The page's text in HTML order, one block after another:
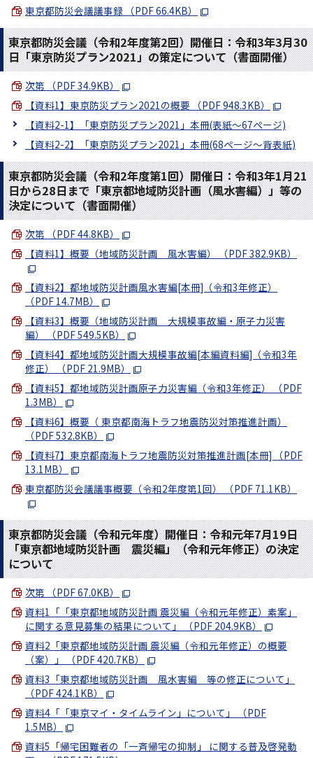
東京都防災会議議事録 （PDF 66.4KB）
東京都防災会議（令和2年度第2回）開催日：令和3年3月30
日「東京防災プラン2021」の策定について（書面開催）
次第 （PDF 34.9KB）
【資料1】東京防災プラン2021の概要 （PDF 948.3KB）
【資料2-1】「東京防災プラン2021」本冊(表紙～67ページ)
【資料2-2】「東京防災プラン2021」本冊(68ページ～背表紙)
東京都防災会議（令和2年度第1回）開催日：令和3年1月21
日から28日まで「東京都地域防災計画（風水害編）」等の
決定について（書面開催）
次第 （PDF 44.8KB）
【資料1】概要（地域防災計画 風水害編） （PDF 382.9KB）
【資料2】都地域防災計画風水害編[本冊]（令和3年修正）
（PDF 14.7MB）
【資料3】概要（地域防災計画 大規模事故編・原子力災害
編） （PDF 549.5KB）
【資料4】都地域防災計画大規模事故編[本編資料編]（令和3年
修正） （PDF 21.9MB）
【資料5】都地域防災計画原子力災害編（令和3年修正） （PDF
1.3MB）
【資料6】概要（ 東京都南海トラフ地震防災対策推進計画）
（PDF 532.8KB）
【資料7】東京都南海トラフ地震防災対策推進計画[本冊] （PDF
13.1MB）
東京都防災会議議事概要（令和2年度第1回） （PDF 71.1KB）
東京都防災会議（令和元年度）開催日：令和元年7月19日
「東京都地域防災計画 震災編」（令和元年修正）の決定
について
次第 （PDF 67.0KB）
資料1「「東京都地域防災計画 震災編（令和元年修正）素案」
に関する意見募集の結果について」 （PDF 204.9KB）
資料2「東京都地域防災計画 震災編（令和元年修正）の概要
（案）」 （PDF 420.7KB）
資料3「東京都地域防災計画 風水害編 等の修正について」
（PDF 424.1KB）
資料4「「東京マイ・タイムライン」について」 （PDF
1.5MB）
資料5「帰宅困難者の「一斉帰宅の抑制」 に関する普及啓発動